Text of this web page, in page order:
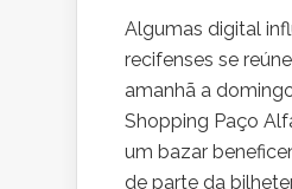
Algumas digital
recifenses se
amanhã a
Shopping Paço
um bazar
de parte da